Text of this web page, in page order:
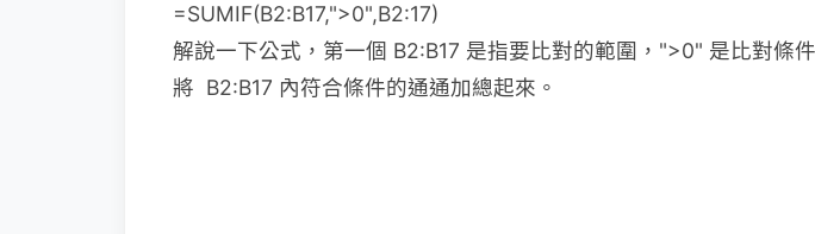
=SUMIF(B2:B17,">0",B2:17)
解說一下公式，第一個 B2:B17 是指要比對的範圍，">0" 是比對條
將 B2:B17 內符合條件的通通加總起來。